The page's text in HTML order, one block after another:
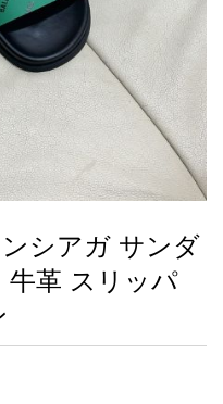
シアガ サンダ
牛革 スリッパ